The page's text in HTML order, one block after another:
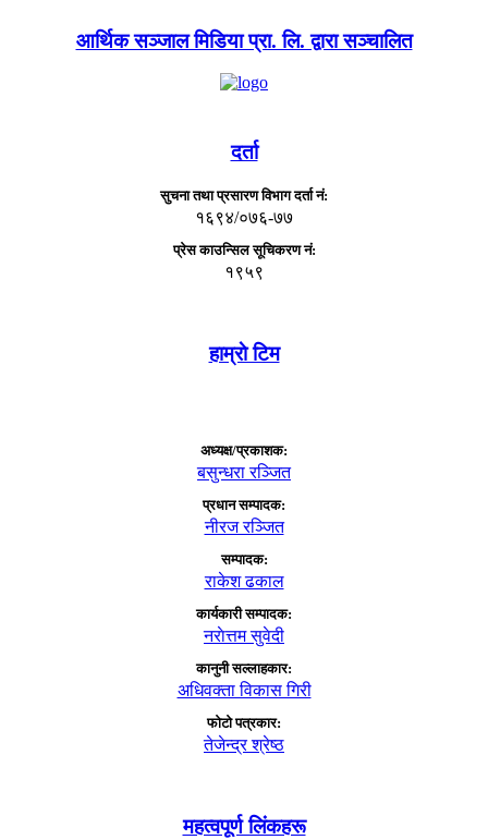
आर्थिक सञ्जाल मिडिया प्रा. लि. द्वारा सञ्चालित
दर्ता
सुचना तथा प्रसारण विभाग दर्ता नं:
१६९४/०७६-७७
प्रेस काउन्सिल सूचिकरण नं:
१९५९
हाम्राे टिम
अध्यक्ष/प्रकाशक:
बसुन्धरा रञ्जित
प्रधान सम्पादक:
नीरज रञ्जित
सम्पादक:
राकेश ढकाल
कार्यकारी सम्पादक:
नराेत्तम सुवेदी
कानुनी सल्लाहकार:
अधिवक्ता विकास गिरी
फाेटाे पत्रकार:
तेजेन्द्र श्रेष्ठ
महत्वपूर्ण लिंकहरू